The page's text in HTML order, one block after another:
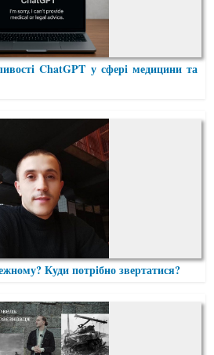
ChatGPT у сфері медицини та
Куди потрібно звертатися?